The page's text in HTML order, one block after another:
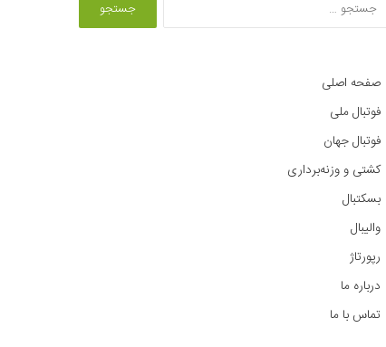
صفحه اصلی
فوتبال ملی
فوتبال جهان
کشتی و وزنه‌برداری
بسکتبال
والیبال
رپورتاژ
درباره ما
تماس با ما